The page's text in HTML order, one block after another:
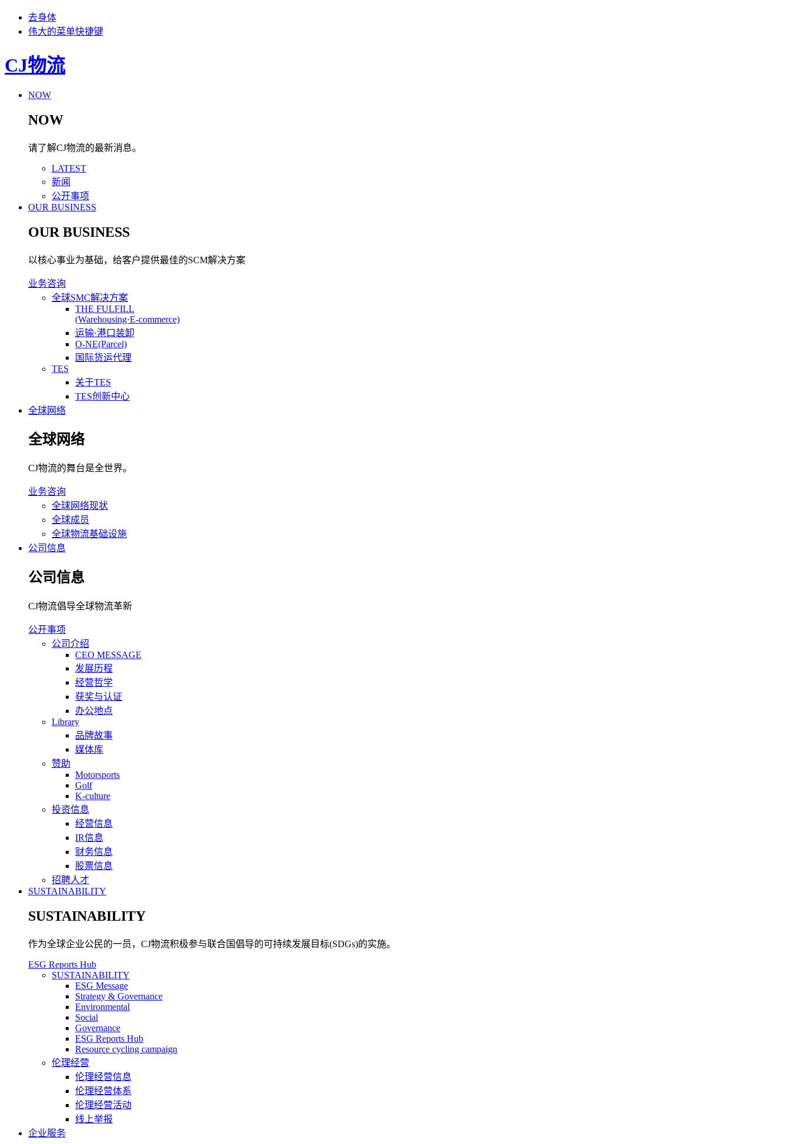
去身体
伟大的菜单快捷键
CJ物流
NOW
NOW
请了解CJ物流的最新消息。
LATEST
新闻
公开事项
OUR BUSINESS
OUR BUSINESS
以核心事业为基础，给客户提供最佳的SCM解决方案
业务咨询
全球SMC解决方案
THE FULFILL
(Warehousing·E-commerce)
运输·港口装卸
O-NE(Parcel)
国际货运代理
TES
关于TES
TES创新中心
全球网络
全球网络
CJ物流的舞台是全世界。
业务咨询
全球网络现状
全球成员
全球物流基础设施
公司信息
公司信息
CJ物流倡导全球物流革新
公开事项
公司介绍
CEO MESSAGE
发展历程
经营哲学
获奖与认证
办公地点
Library
品牌故事
媒体库
赞助
Motorsports
Golf
K-culture
投资信息
经营信息
IR信息
财务信息
股票信息
招聘人才
SUSTAINABILITY
SUSTAINABILITY
作为全球企业公民的一员，CJ物流积极参与联合国倡导的可持续发展目标(SDGs)的实施。
ESG Reports Hub
SUSTAINABILITY
ESG Message
Strategy & Governance
Environmental
Social
Governance
ESG Reports Hub
Resource cycling campaign
伦理经营
伦理经营信息
伦理经营体系
伦理经营活动
线上举报
企业服务